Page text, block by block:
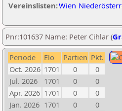
Vereinslisten:Wien
Pnr:101637 Name: Peter Cihlar (
Periode Elo Partien Pkt.
Oct. 2026 1701 0
0
Jul. 2026
1701 0
0
Apr. 2026 1701 0
0
Jan. 2026 1701 0
0